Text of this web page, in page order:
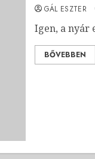
GÁL ESZTER
Igen, a nyár
BŐVEBBEN